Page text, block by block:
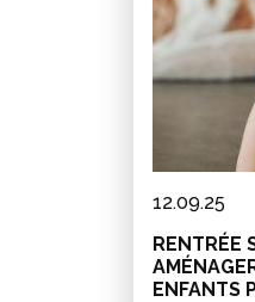
12.09.25
RENTRÉE
ENFANTS